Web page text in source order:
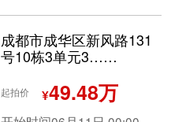
成都市成华区新风路131
号10栋3单元3……
起拍价 ¥49.48万